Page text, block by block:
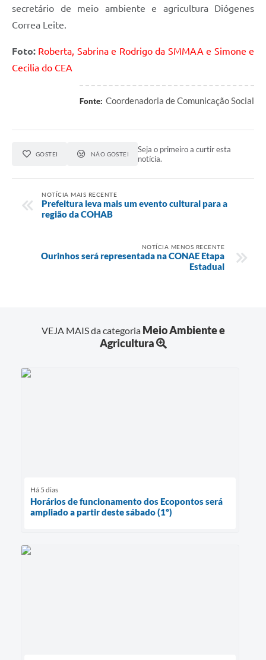
secretário de meio ambiente e agricultura Diógenes
Correa Leite.
Foto: Roberta, Sabrina e Rodrigo da SMMAA e Simone e
Cecilia do CEA
Fonte: Coordenadoria de Comunicação Social
GOSTEI NÃO GOSTEI
Seja o primeiro a curtir esta
notícia.
NOTÍCIA MAIS RECENTE
Prefeitura leva mais um evento cultural para a
região da COHAB
NOTÍCIA MENOS RECENTE
Ourinhos será representada na CONAE Etapa
Estadual
VEJA MAIS da categoria Meio Ambiente e
Agricultura
Há 5 dias
Horários de funcionamento dos Ecopontos será
ampliado a partir deste sábado (1º)